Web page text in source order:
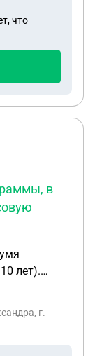
что
в
лет).
г.